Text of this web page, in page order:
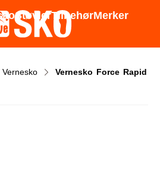
priser - Rask levering
StøvlerTilbehørMerker
Vernesko
Vernesko Force Rapid